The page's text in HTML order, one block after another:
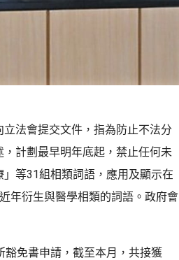
法會提交文件，指為防止不法分
計劃最早明年底起，禁止任何未
等31組相類詞語，應用及顯示在
年衍生與醫學相類的詞語。政府會
免書申請，截至本月，共接獲